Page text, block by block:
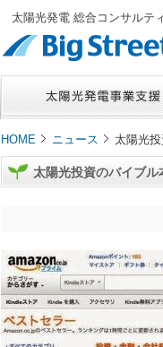
太陽光発電 総合コンサルテ
HOME ニュース 太陽光
太陽光投資のバイブル